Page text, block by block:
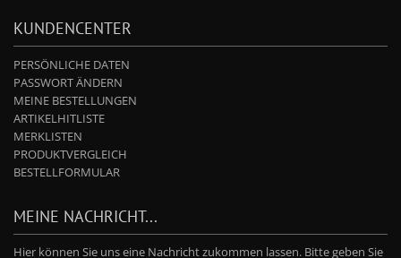
KUNDENCENTER
PERSÖNLICHE DATEN
PASSWORT ÄNDERN
MEINE BESTELLUNGEN
ARTIKELHITLISTE
MERKLISTEN
PRODUKTVERGLEICH
BESTELLFORMULAR
MEINE NACHRICHT...
Hier können Sie uns eine Nachricht zukommen lassen. Bitte geben Sie